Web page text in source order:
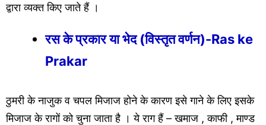
द्वारा व्यक्त किए जाते हैं ।
रस के प्रकार या भेद (विस्तृत वर्णन)-Ras ke
Prakar
ठुमरी के नाजुक व चपल मिजाज होने के कारण इसे गाने के लिए इसके
मिजाज के रागों को चुना जाता है । ये राग हैं – खमाज , काफी , माण्ड